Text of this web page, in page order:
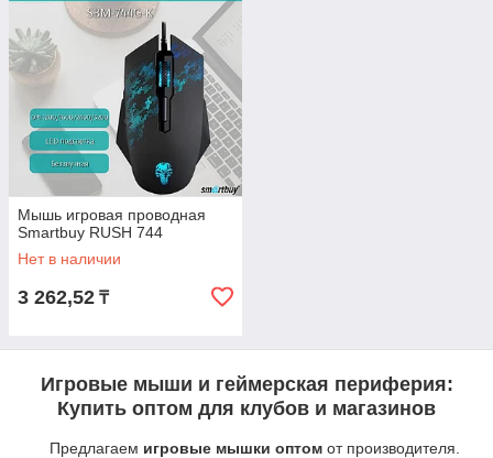
Мышь игровая проводная
Smartbuy RUSH 744
Нет в наличии
3 262,52 ₸
Игровые мыши и геймерская периферия:
Купить оптом для клубов и магазинов
Предлагаем игровые мышки оптом от производителя.